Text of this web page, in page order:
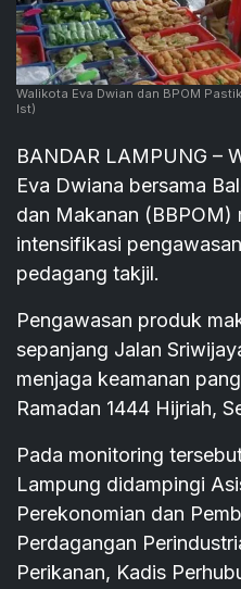
Walikota Eva Dwian dan BPOM
Ist)
BANDAR LAMPUNG –
Eva Dwiana bersama
dan Makanan (BBPOM)
intensifikasi
pedagang takjil.
Pengawasan produk
sepanjang Jalan
menjaga keamanan
Ramadan 1444 Hijriah,
Pada monitoring
Lampung didampingi
Perekonomian dan
Perdagangan
Perikanan, Kadis